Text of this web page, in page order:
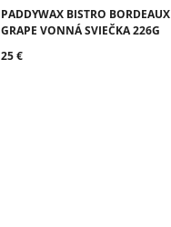
PADDYWAX BISTRO BORDEAUX
GRAPE VONNÁ SVIEČKA 226G
25 €